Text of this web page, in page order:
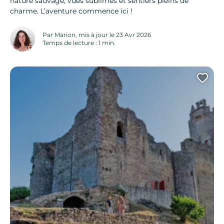
charme. L’aventure commence ici !
Par Marion, mis à jour le 23 Avr 2026
Temps de lecture : 1 min.